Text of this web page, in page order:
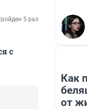
5 раз
с
Как
от